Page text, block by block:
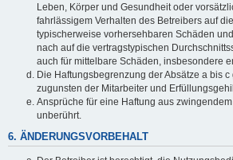
Leben, Körper und Gesundheit oder
fahrlässigem Verhalten des Betreibers auf
typischerweise vorhersehbaren Schäden
nach auf die vertragstypischen
auch für mittelbare Schäden, insbesondere
Die Haftungsbegrenzung der Absätze a bis
zugunsten der Mitarbeiter und
Ansprüche für eine Haftung aus
unberührt.
6. ÄNDERUNGSVORBEHALT